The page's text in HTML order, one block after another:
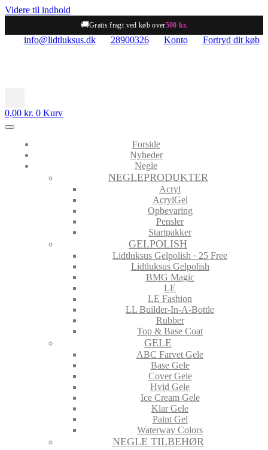
Videre til indhold
🚚Gratis fragt ved køb over500 kr.
info@lidtluksus.dk 28900326 Konto Fortryd dit køb
0,00 kr. 0 Kurv
Forside
Nyheder
Negle
NEGLEPRODUKTER
Acryl
AcrylGel
Opbevaring
Pensler
Startpakker
GELPOLISH
Lidtluksus Gelpolish · 25 Free
Lidtluksus Gelpolish
BMG Magic
LE
LE Fashion
LL Builder-In-A-Bottle
Rubber
Top & Base Coat
GELE
ABC Farvet Gele
Base Gele
Cover Gele
Hvid Gele
Ice Cream Gele
Klar Gele
Paint Gel
Waterway Colors
NEGLE TILBEHØR